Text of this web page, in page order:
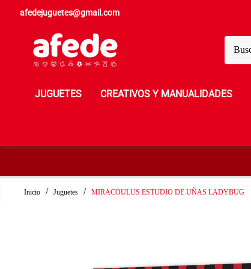
afedejuguetes@gmail.com
JUGUETES CREATIVOS Y MANUALIDADES
Inicio Juguetes MIRACOULUS ESTUDIO DE UÑAS LADYBUG